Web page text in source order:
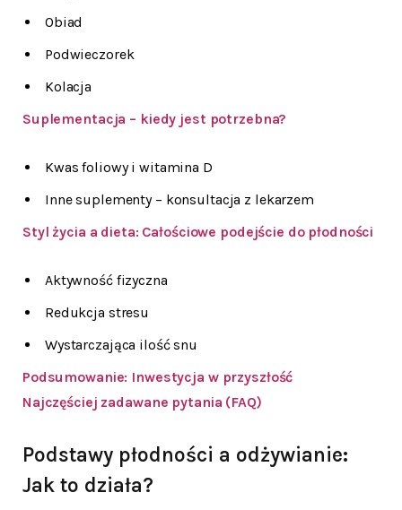
Obiad
Podwieczorek
Kolacja
Suplementacja – kiedy jest potrzebna?
Kwas foliowy i witamina D
Inne suplementy – konsultacja z lekarzem
Styl życia a dieta: Całościowe podejście do płodności
Aktywność fizyczna
Redukcja stresu
Wystarczająca ilość snu
Podsumowanie: Inwestycja w przyszłość
Najczęściej zadawane pytania (FAQ)
Podstawy płodności a odżywianie:
Jak to działa?